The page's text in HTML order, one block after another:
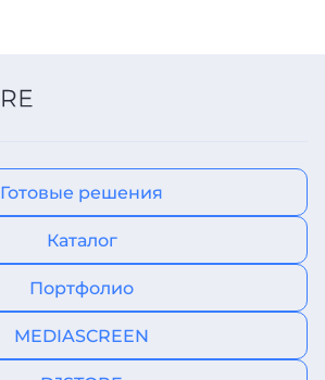
Готовые решения
Каталог
Портфолио
MEDIASCREEN